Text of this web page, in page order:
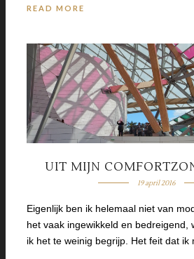
READ MORE
UIT MIJN
19 april 2016
Eigenlijk ben ik helemaal niet van
het vaak ingewikkeld en bedreigend,
ik het te weinig begrijp. Het feit dat ik